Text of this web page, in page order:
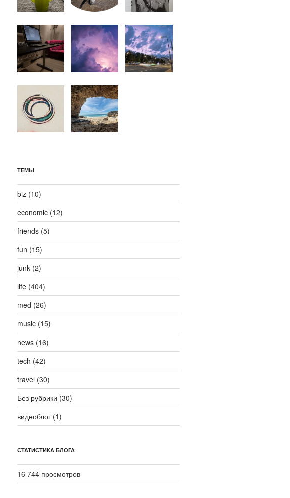
ТЕМЫ
biz(10)
economic(12)
friends(5)
fun (15)
junk(2)
life(404)
med (26)
music(15)
news(16)
tech (42)
travel(30)
Без рубрики (30)
видеоблог(1)
СТАТИСТИКА БЛОГА
16 744 просмотров